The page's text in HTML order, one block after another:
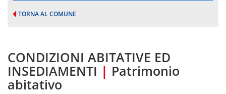
TORNA AL COMUNE
CONDIZIONI ABITATIVE ED
INSEDIAMENTI | Patrimonio
abitativo